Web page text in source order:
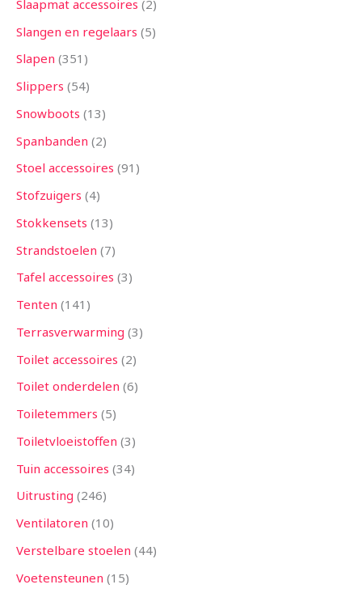
Slaapmat accessoires 2
Slangen en regelaars 5
Slapen 351
Slippers 54
Snowboots 13
Spanbanden 2
Stoel accessoires 91
Stofzuigers 4
Stokkensets 13
Strandstoelen 7
Tafel accessoires 3
Tenten 141
Terrasverwarming 3
Toilet accessoires 2
Toilet onderdelen 6
Toiletemmers 5
Toiletvloeistoffen 3
Tuin accessoires 34
Uitrusting 246
Ventilatoren 10
Verstelbare stoelen 44
Voetensteunen 15